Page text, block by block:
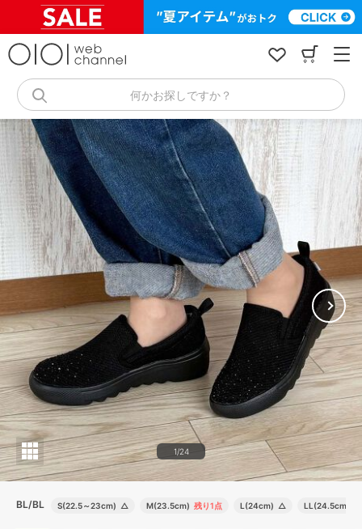
キ
プ
何かお探しですか？
1/24
BL/BL S(22.5～23cm) △ M(23.5cm) 残り1点 L(24cm) △ LL(24.5cm)